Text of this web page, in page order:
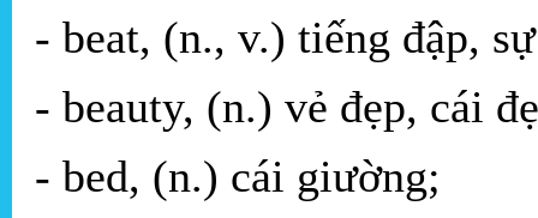
- beat, (n., v.) tiếng đập,
- beauty, (n.) vẻ đẹp, cái
- bed, (n.) cái giường;